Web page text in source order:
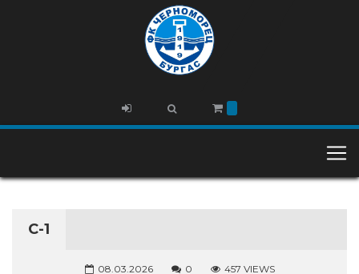
С-1
08.03.2026 0 457 VIEWS